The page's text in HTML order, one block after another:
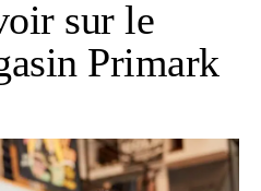
sur le
Primark